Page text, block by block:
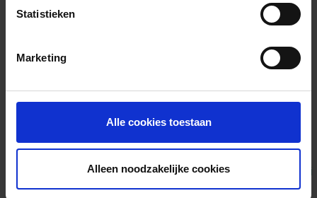
Statistieken
Marketing
Alle cookies toestaan
Alleen noodzakelijke cookies
Foto’s ({{photos.length}})
Eigen foto’s